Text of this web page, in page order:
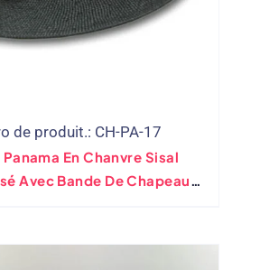
de produit.: CH-PA-17
En Chanvre Sisal
Avec Bande De Chapeau